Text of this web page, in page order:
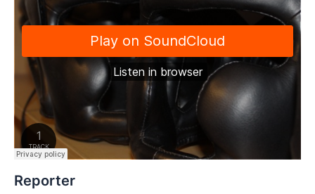
Reporter